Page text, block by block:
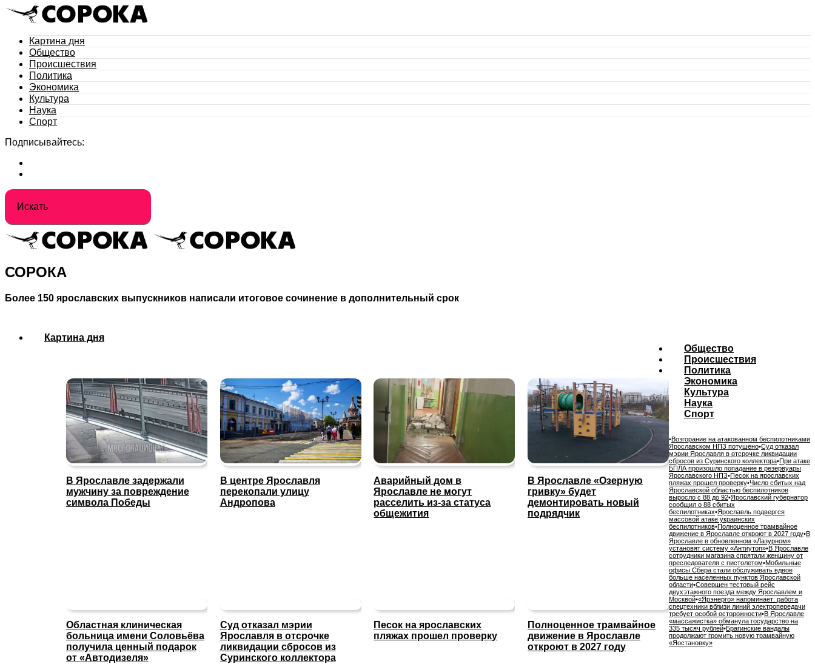
Картина дня
Общество
Происшествия
Политика
Экономика
Культура
Наука
Спорт
Подписывайтесь:
СОРОКА
Более 150 ярославских выпускников написали итоговое сочинение в дополнительный срок
Картина дня
В Ярославле задержали
мужчину за повреждение
символа Победы
В центре Ярославля
перекопали улицу
Андропова
Аварийный дом в
Ярославле не могут
расселить из-за статуса
общежития
В Ярославле «Озерную
гривку» будет
демонтировать новый
подрядчик
Областная клиническая
больница имени Соловьёва
получила ценный подарок
от «Автодизеля»
Общество
Суд отказал мэрии
Ярославля в отсрочке
ликвидации сбросов из
Суринского коллектора
Песок на ярославских
пляжах прошел проверку
Полноценное трамвайное
движение в Ярославле
откроют в 2027 году
Происшествия
Политика
Экономика
Культура
Наука
Спорт
•Возгорание на атакованном беспилотниками
Ярославском НПЗ потушено•Суд отказал
мэрии Ярославля в отсрочке ликвидации
сбросов из Суринского коллектора•При атаке
БПЛА произошло попадание в резервуары
Ярославского НПЗ•Песок на ярославских
пляжах прошел проверку•Число сбитых над
Ярославской областью беспилотников
выросло с 88 до 92•Ярославский губернатор
сообщил о 88 сбитых
беспилотниках•Ярославль подвергся
массовой атаке украинских
беспилотников•Полноценное трамвайное
движение в Ярославле откроют в 2027 году•В
Ярославле в обновленном «Лазурном»
установят систему «Антиутоп»•В Ярославле
сотрудники магазина спрятали женщину от
преследователя с пистолетом•Мобильные
офисы Сбера стали обслуживать вдвое
больше населенных пунктов Ярославской
области•Совершен тестовый рейс
двухэтажного поезда между Ярославлем и
Москвой•«Ярэнерго» напоминает: работа
спецтехники вблизи линий электропередачи
требует особой осторожности•В Ярославле
«массажистка» обманула государство на
335 тысяч рублей•Брагинские вандалы
продолжают громить новую трамвайную
«Яостановку»